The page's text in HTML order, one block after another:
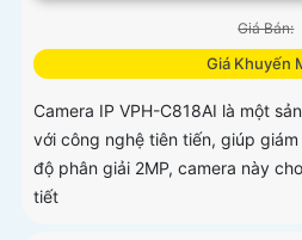
Giá Bán:
Giá Khuyến
Camera IP VPH-C818AI là một
với công nghệ tiên tiến, giúp
độ phân giải 2MP, camera này
tiết